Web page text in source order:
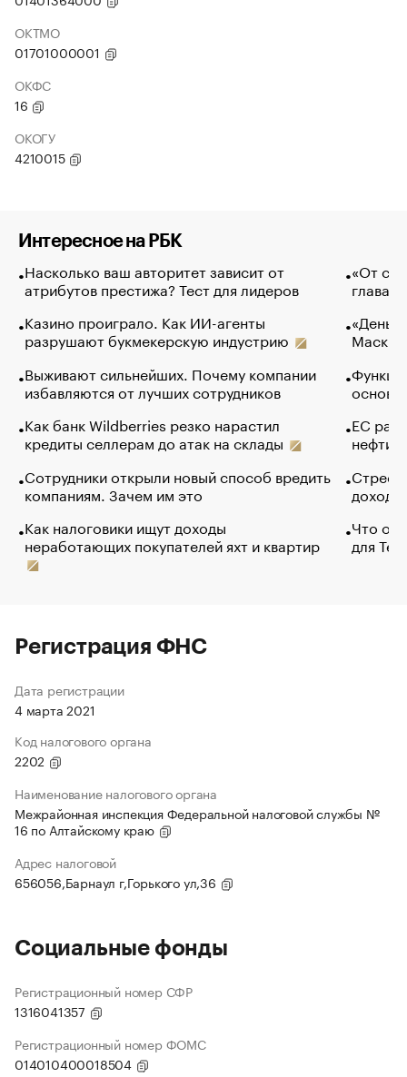
ОКТМО
01701000001
ОКФС
16
ОКОГУ
4210015
Интересное на РБК
Насколько ваш авторитет зависит от
атрибутов престижа? Тест для лидеров
Казино проиграло. Как ИИ-агенты
разрушают букмекерскую индустрию
Выживают сильнейших. Почему компании
избавляются от лучших сотрудников
Как банк Wildberries резко нарастил
кредиты селлерам до атак на склады
Сотрудники открыли новый способ вредить
компаниям. Зачем им это
Как налоговики ищут доходы
неработающих покупателей яхт и квартир
«От
глава
Маск в
основ
ЕС
нефти
Что
для
Регистрация ФНС
Дата регистрации
4 марта 2021
Код налогового органа
2202
Наименование налогового органа
Межрайонная инспекция Федеральной налоговой службы №
16 по Алтайскому краю
Адрес налоговой
656056,Барнаул г,Горького ул,36
Социальные фонды
Регистрационный номер СФР
1316041357
Регистрационный номер ФОМС
014010400018504